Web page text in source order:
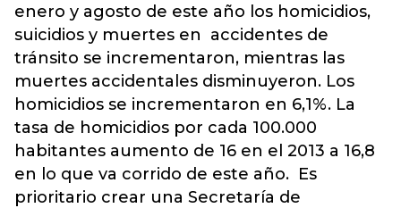
enero y agosto de este año los homicidios,
suicidios y muertes en accidentes de
tránsito se incrementaron, mientras las
muertes accidentales disminuyeron. Los
homicidios se incrementaron en 6,1%. La
tasa de homicidios por cada 100.000
habitantes aumento de 16 en el 2013 a 16,8
en lo que va corrido de este año. Es
prioritario crear una Secretaría de